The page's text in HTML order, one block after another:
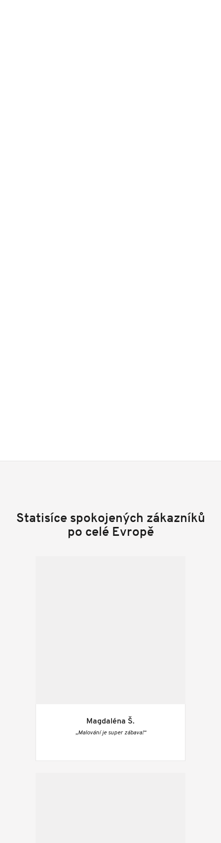
Statisíce spokojených zákazníků
po celé Evropě
Magdaléna Š.
„Malování je super zábava!“